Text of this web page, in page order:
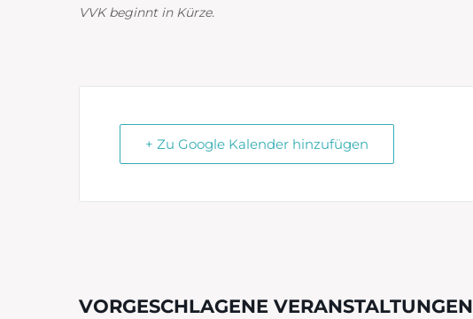
VVK beginnt in Kürze.
+ Zu Google Kalender hinzufügen
VORGESCHLAGENE VERANSTALTUNGEN